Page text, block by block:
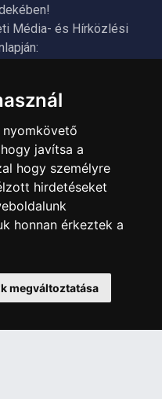
javítsa a
hogy személyre
hirdetéseket
honnan érkeztek a
megváltoztatása
Média- és Hírközlési
kizárólag átutalással
lehetőség.